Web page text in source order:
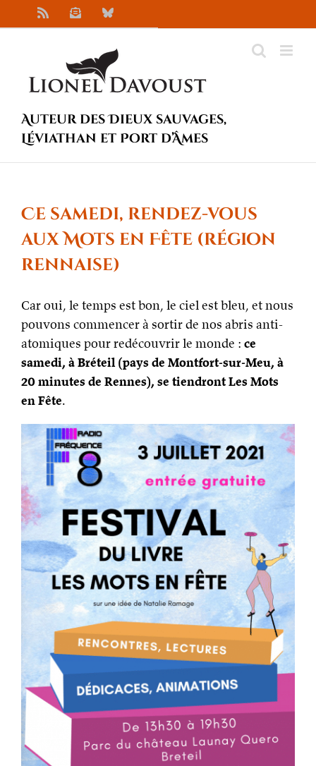
au
NewsletterBluesky
Auteur des Dieux sauvages,
Léviathan et Port d’Âmes
Ce samedi, rendez-vous
aux Mots en Fête (région
rennaise)
Car oui, le temps est bon, le ciel est bleu, et nous
pouvons commencer à sortir de nos abris anti-
atomiques pour redécouvrir le monde : ce
samedi, à Bréteil (pays de Montfort-sur-Meu, à
20 minutes de Rennes), se tiendront Les Mots
en Fête.